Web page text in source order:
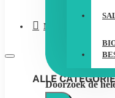
Doorzoek de
Menu
ALLE